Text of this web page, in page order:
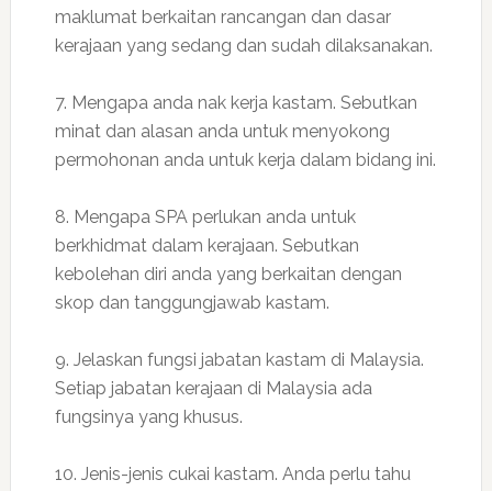
maklumat berkaitan rancangan dan dasar
kerajaan yang sedang dan sudah dilaksanakan.
7. Mengapa anda nak kerja kastam. Sebutkan
minat dan alasan anda untuk menyokong
permohonan anda untuk kerja dalam bidang ini.
8. Mengapa SPA perlukan anda untuk
berkhidmat dalam kerajaan. Sebutkan
kebolehan diri anda yang berkaitan dengan
skop dan tanggungjawab kastam.
9. Jelaskan fungsi jabatan kastam di Malaysia.
Setiap jabatan kerajaan di Malaysia ada
fungsinya yang khusus.
10. Jenis-jenis cukai kastam. Anda perlu tahu